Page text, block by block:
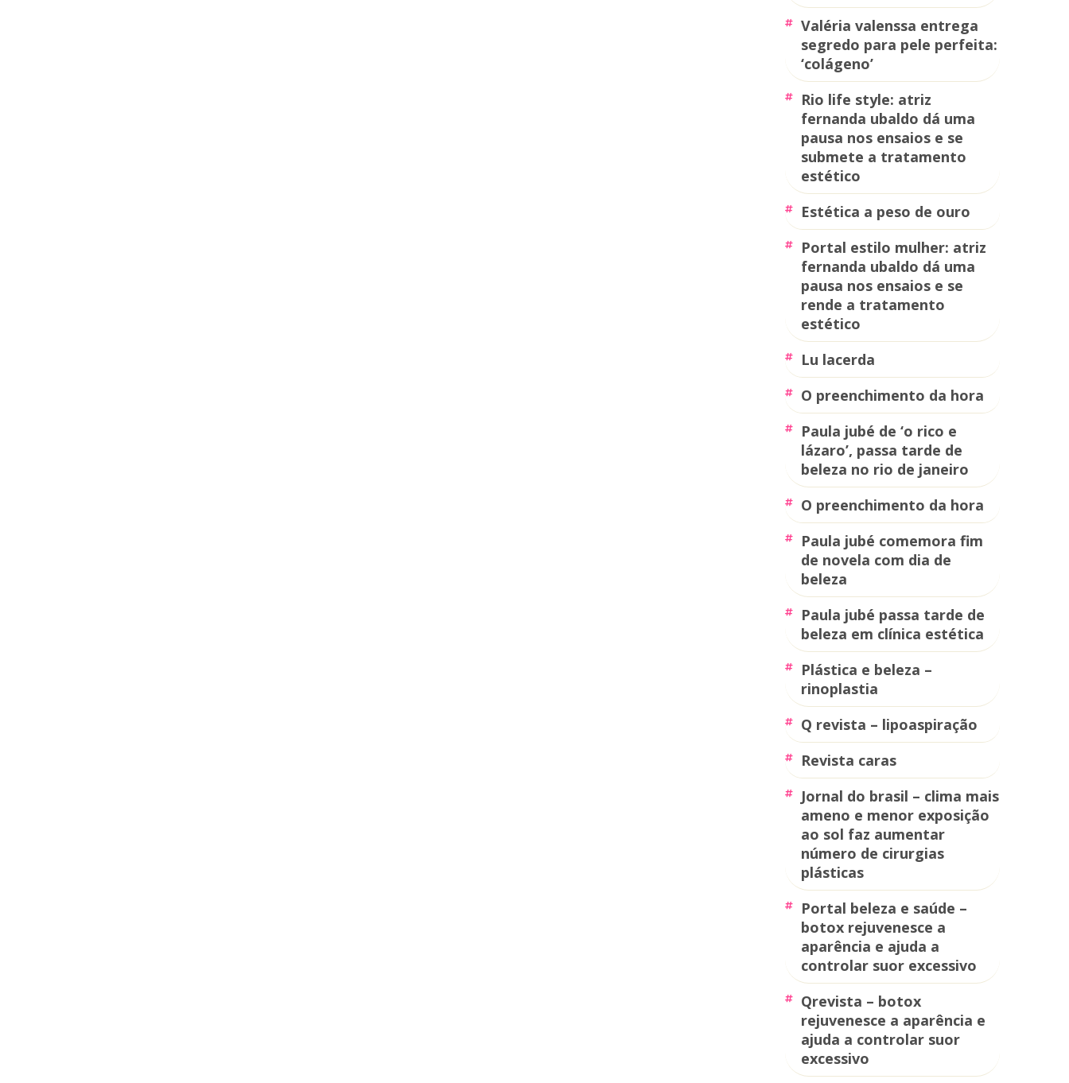
valéria valenssa entrega
segredo para pele perfeita:
‘colágeno’
rio life style: atriz
fernanda ubaldo dá uma
pausa nos ensaios e se
submete a tratamento
estético
estética a peso de ouro
portal estilo mulher: atriz
fernanda ubaldo dá uma
pausa nos ensaios e se
rende a tratamento
estético
lu lacerda
o preenchimento da hora
paula jubé de ‘o rico e
lázaro’, passa tarde de
beleza no rio de janeiro
o preenchimento da hora
paula jubé comemora fim
de novela com dia de
beleza
paula jubé passa tarde de
beleza em clínica estética
plástica e beleza –
rinoplastia
q revista – lipoaspiração
revista caras
jornal do brasil – clima mais
ameno e menor exposição
ao sol faz aumentar
número de cirurgias
plásticas
portal beleza e saúde –
botox rejuvenesce a
aparência e ajuda a
controlar suor excessivo
qrevista – botox
rejuvenesce a aparência e
ajuda a controlar suor
excessivo